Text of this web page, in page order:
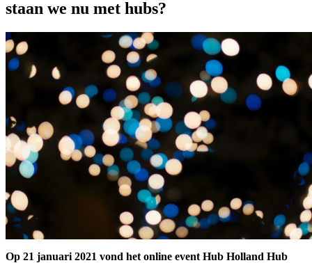
staan we nu met hubs?
Op 21 januari 2021 vond het online event Hub Holland Hub